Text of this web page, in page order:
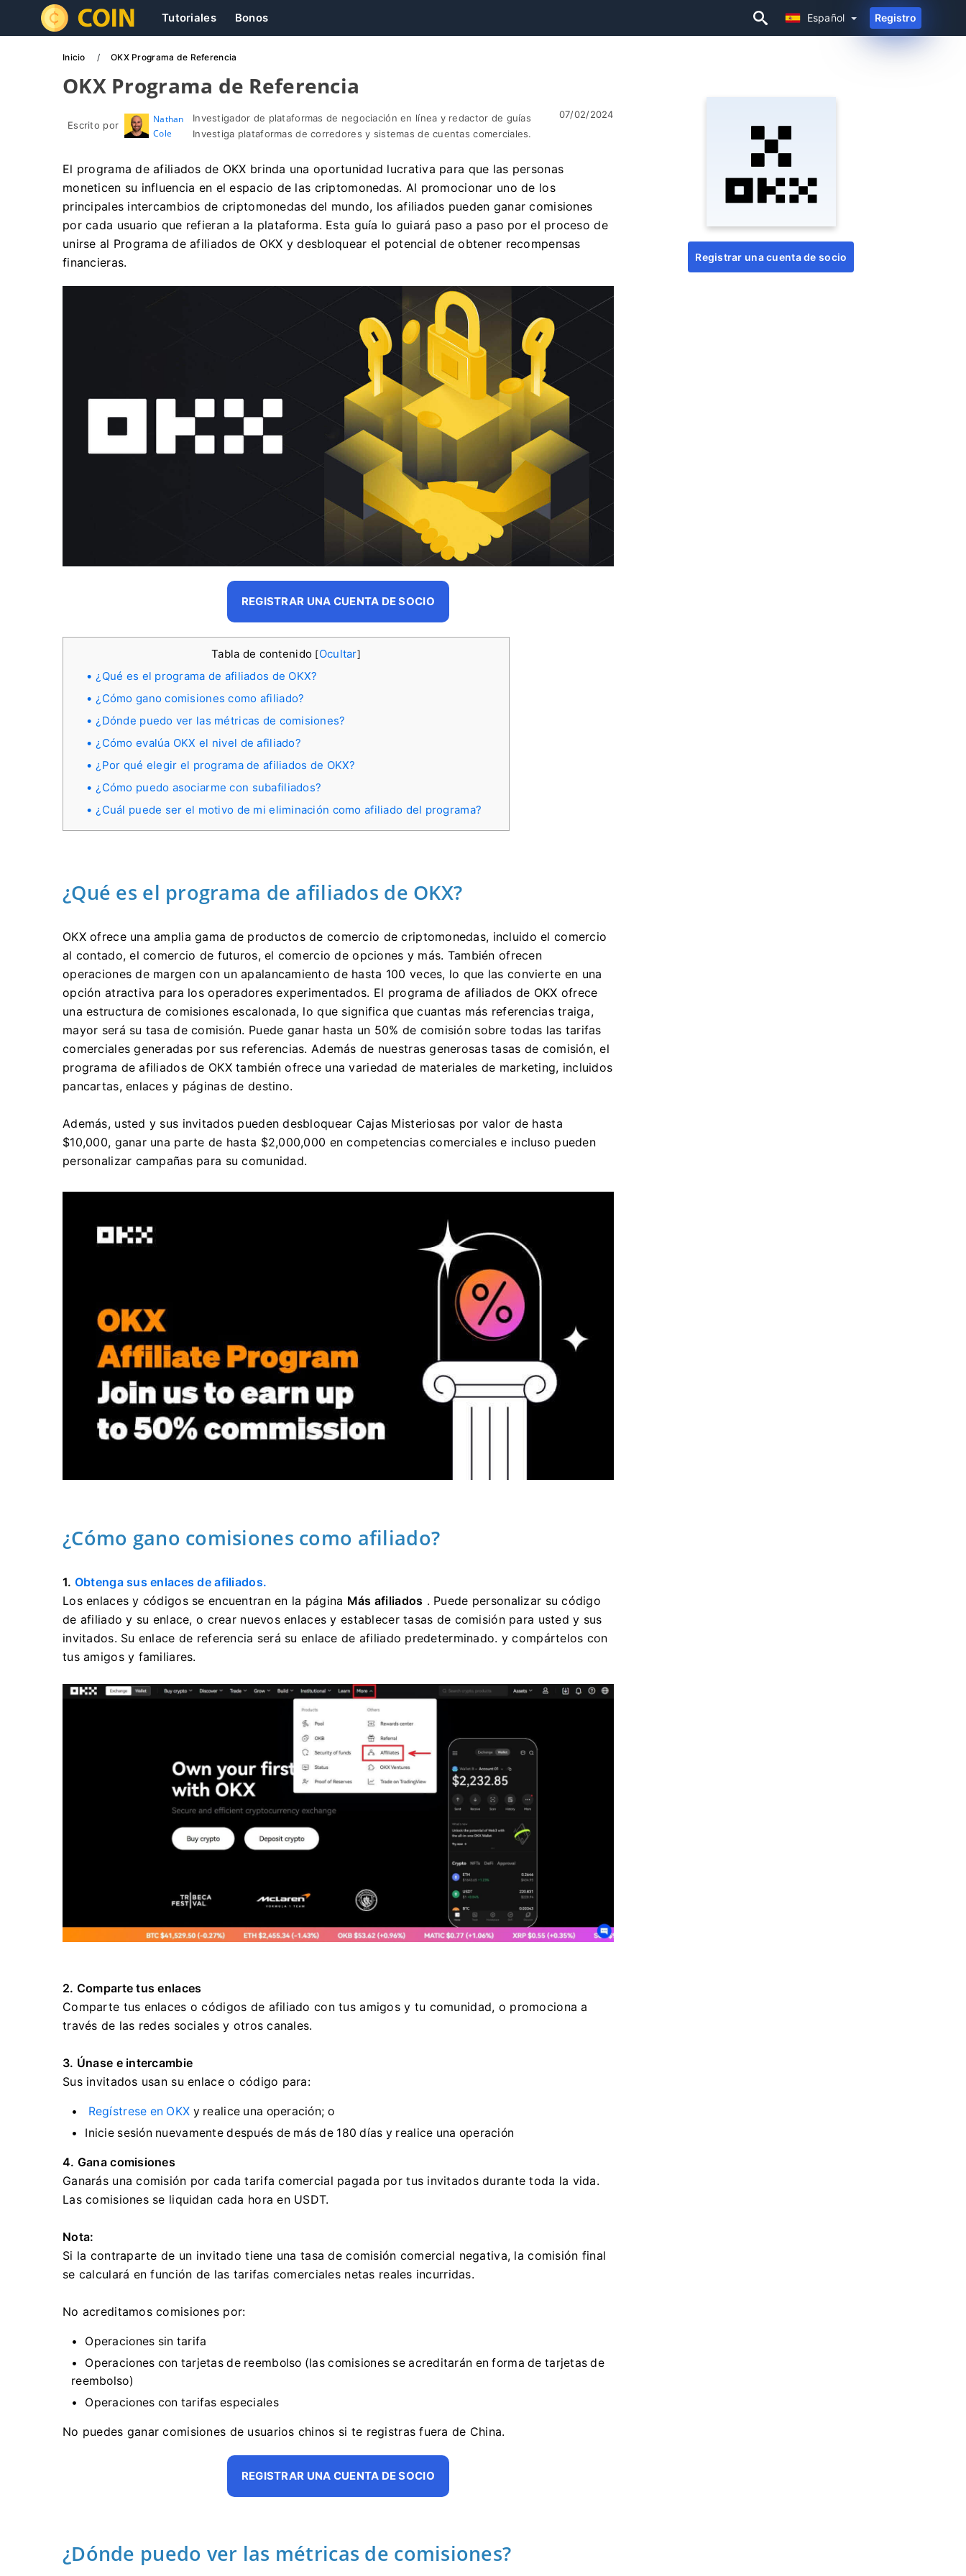
Español
Tutoriales Bonos Español Registro
Inicio OKX Programa de Referencia
OKX Programa de Referencia
Escrito por
Nathan
Cole
Investigador de plataformas de negociación en línea y redactor de guías
Investiga plataformas de corredores y sistemas de cuentas comerciales.
07/02/2024
El programa de afiliados de OKX brinda una oportunidad lucrativa para que las personas
moneticen su influencia en el espacio de las criptomonedas. Al promocionar uno de los
principales intercambios de criptomonedas del mundo, los afiliados pueden ganar comisiones
por cada usuario que refieran a la plataforma. Esta guía lo guiará paso a paso por el proceso de
unirse al Programa de afiliados de OKX y desbloquear el potencial de obtener recompensas
financieras.
REGISTRAR UNA CUENTA DE SOCIO
Tabla de contenido [Ocultar]
¿Qué es el programa de afiliados de OKX?
¿Cómo gano comisiones como afiliado?
¿Dónde puedo ver las métricas de comisiones?
¿Cómo evalúa OKX el nivel de afiliado?
¿Por qué elegir el programa de afiliados de OKX?
¿Cómo puedo asociarme con subafiliados?
¿Cuál puede ser el motivo de mi eliminación como afiliado del programa?
¿Qué es el programa de afiliados de OKX?
OKX ofrece una amplia gama de productos de comercio de criptomonedas, incluido el comercio
al contado, el comercio de futuros, el comercio de opciones y más. También ofrecen
operaciones de margen con un apalancamiento de hasta 100 veces, lo que las convierte en una
opción atractiva para los operadores experimentados. El programa de afiliados de OKX ofrece
una estructura de comisiones escalonada, lo que significa que cuantas más referencias traiga,
mayor será su tasa de comisión. Puede ganar hasta un 50% de comisión sobre todas las tarifas
comerciales generadas por sus referencias.Además de nuestras generosas tasas de comisión, el
programa de afiliados de OKX también ofrece una variedad de materiales de marketing, incluidos
pancartas, enlaces y páginas de destino.
Además, usted y sus invitados pueden desbloquear Cajas Misteriosas por valor de hasta
$10,000, ganar una parte de hasta $2,000,000 en competencias comerciales e incluso pueden
personalizar campañas para su comunidad.
¿Cómo gano comisiones como afiliado?
1. Obtenga sus enlaces de afiliados.
Los enlaces y códigos se encuentran en la página Más afiliados . Puede personalizar su código
de afiliado y su enlace, o crear nuevos enlaces y establecer tasas de comisión para usted y sus
invitados. Su enlace de referencia será su enlace de afiliado predeterminado. y compártelos con
tus amigos y familiares.
2. Comparte tus enlaces
Comparte tus enlaces o códigos de afiliado con tus amigos y tu comunidad, o promociona a
través de las redes sociales y otros canales.
3. Únase e intercambie
Sus invitados usan su enlace o código para:
Regístrese en OKX y realice una operación; o
Inicie sesión nuevamente después de más de 180 días y realice una operación
4. Gana comisiones
Ganarás una comisión por cada tarifa comercial pagada por tus invitados durante toda la vida.
Las comisiones se liquidan cada hora en USDT.
Nota:
Si la contraparte de un invitado tiene una tasa de comisión comercial negativa, la comisión final
se calculará en función de las tarifas comerciales netas reales incurridas.
No acreditamos comisiones por:
Operaciones sin tarifa
Operaciones con tarjetas de reembolso (las comisiones se acreditarán en forma de tarjetas de
reembolso)
Operaciones con tarifas especiales
No puedes ganar comisiones de usuarios chinos si te registras fuera de China.
REGISTRAR UNA CUENTA DE SOCIO
¿Dónde puedo ver las métricas de comisiones?
Registrar una cuenta de socio